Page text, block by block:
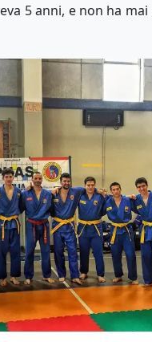
5 anni, e non ha